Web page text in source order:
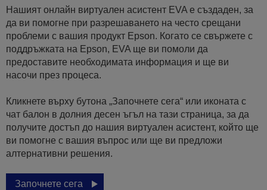
Нашият онлайн виртуален асистент EVA е създаден, за
да ви помогне при разрешаването на често срещани
проблеми с вашия продукт Epson. Когато се свържете с
поддръжката на Epson, EVA ще ви помоли да
предоставите необходимата информация и ще ви
насочи през процеса.
Кликнете върху бутона „Започнете сега“ или иконата с
чат балон в долния десен ъгъл на тази страница, за да
получите достъп до нашия виртуален асистент, който ще
ви помогне с вашия въпрос или ще ви предложи
алтернативни решения.
Започнете сега